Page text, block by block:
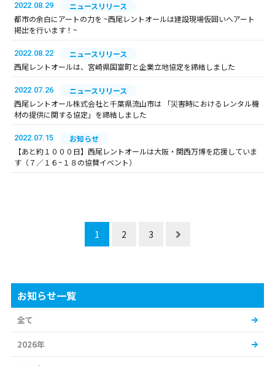
2022.08.29
ニュースリリース
都市の余白にアートの力を ~西尾レントオールは建設現場仮囲いへアート
掲出を行います！~
2022.08.22
ニュースリリース
西尾レントオールは、宮崎県国富町と企業立地協定を締結しました
2022.07.26
ニュースリリース
西尾レントオール株式会社と千葉県流山市は 「災害時におけるレンタル機
材の提供に関する協定」を締結しました
2022.07.15
お知らせ
【あと約１０００日】西尾レントオールは大阪・関西万博を応援していま
す（７／１６~１８の協賛イベント）
1 2 3
お知らせ一覧
全て
2026年